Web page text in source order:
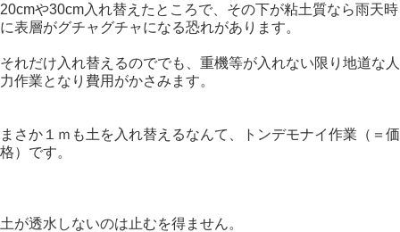
20cmや30cm入れ替えたところで、その下が粘土質なら雨天時
に表層がグチャグチャになる恐れがあります。
それだけ入れ替えるのででも、重機等が入れない限り地道な人
力作業となり費用がかさみます。
まさか１ｍも土を入れ替えるなんて、トンデモナイ作業（＝価
格）です。
土が透水しないのは止むを得ません。